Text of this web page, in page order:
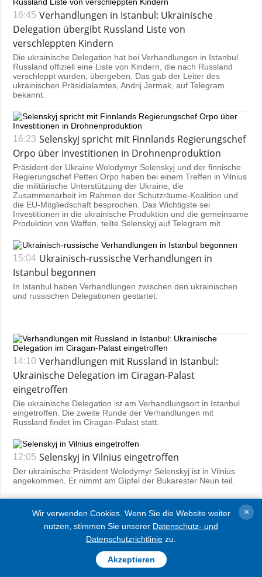
16:45 Verhandlungen in Istanbul: Ukrainische
Delegation übergibt Russland Liste von
verschleppten Kindern
Die ukrainische Delegation hat bei Verhandlungen in Istanbul
Russland offiziell eine Liste von Kindern, die nach Russland
verschleppt wurden, übergeben. Das gab der Leiter des
ukrainischen Präsidialamtes, Andrij Jermak, auf Telegram
bekannt.
16:23 Selenskyj spricht mit Finnlands Regierungschef
Orpo über Investitionen in Drohnenproduktion
Präsident der Ukraine Wolodymyr Selenskyj und der finnische
Regierungschef Petteri Orpo haben bei einem Treffen in Vilnius
die militärische Unterstützung der Ukraine, die
Zusammenarbeit im Rahmen der Schutzräume-Koalition und
die EU-Mitgliedschaft besprochen. Das Wichtigste sei
Investitionen in die ukrainische Produktion und die gemeinsame
Produktion von Waffen, teilte Selenskyj auf Telegram mit.
15:04 Ukrainisch-russische Verhandlungen in
Istanbul begonnen
In Istanbul haben Verhandlungen zwischen den ukrainischen
und russischen Delegationen gestartet.
14:10 Verhandlungen mit Russland in Istanbul:
Ukrainische Delegation im Ciragan-Palast
eingetroffen
Die ukrainische Delegation ist am Verhandlungsort in Istanbul
eingetroffen. Die zweite Runde der Verhandlungen mit
Russland findet im Ciragan-Palast statt.
12:05 Selenskyj in Vilnius eingetroffen
Der ukrainische Präsident Wolodymyr Selenskyj ist in Vilnius
angekommen. Er nimmt am Gipfel der Bukarester Neun teil.
Selenskyj begrüßt Nawrocki zu Sieg bei
Wir verwenden Cookies. Wenn Sie die Website weiter
nutzen, stimmen Sie unserer Datenschutz- und
Datenschutzrichtlinie zu.
Akzeptieren
×